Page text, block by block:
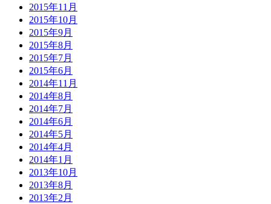
2015年11月
2015年10月
2015年9月
2015年8月
2015年7月
2015年6月
2014年11月
2014年8月
2014年7月
2014年6月
2014年5月
2014年4月
2014年1月
2013年10月
2013年8月
2013年2月